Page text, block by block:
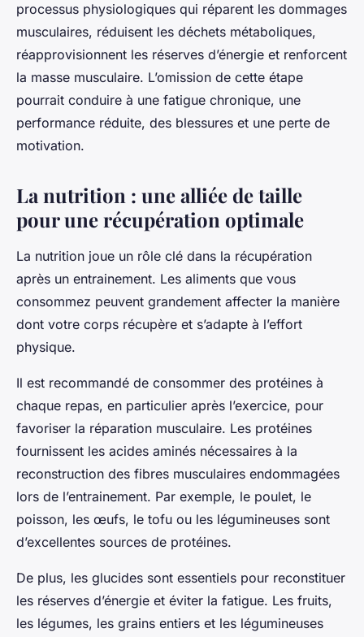
processus physiologiques qui réparent les dommages
musculaires, réduisent les déchets métaboliques,
réapprovisionnent les réserves d’énergie et renforcent
la masse musculaire. L’omission de cette étape
pourrait conduire à une fatigue chronique, une
performance réduite, des blessures et une perte de
motivation.
La nutrition : une alliée de taille
pour une récupération optimale
La nutrition joue un rôle clé dans la récupération
après un entrainement. Les aliments que vous
consommez peuvent grandement affecter la manière
dont votre corps récupère et s’adapte à l’effort
physique.
Il est recommandé de consommer des protéines à
chaque repas, en particulier après l’exercice, pour
favoriser la réparation musculaire. Les protéines
fournissent les acides aminés nécessaires à la
reconstruction des fibres musculaires endommagées
lors de l’entrainement. Par exemple, le poulet, le
poisson, les œufs, le tofu ou les légumineuses sont
d’excellentes sources de protéines.
De plus, les glucides sont essentiels pour reconstituer
les réserves d’énergie et éviter la fatigue. Les fruits,
les légumes, les grains entiers et les légumineuses